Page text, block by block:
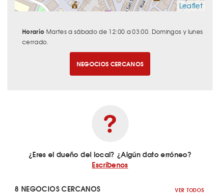
Leaflet
Horario Martes a sábado de 12:00 a 03:00. Domingos y lunes
cerrado.
NEGOCIOS CERCANOS
¿Eres el dueño del local? ¿Algún dato erróneo?
Escríbenos
8 NEGOCIOS CERCANOS VER TODOS